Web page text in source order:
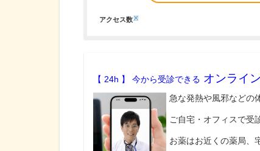
アクセス数※
【 24h 】 今から受診できる オンライ
急な発熱や風邪などの
ご自宅・オフィスで受
お薬はお近くの薬局、